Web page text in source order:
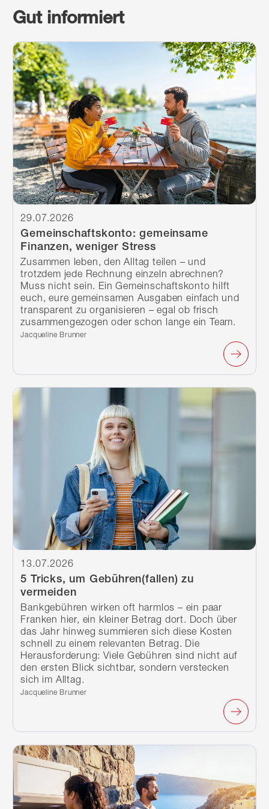
Gut informiert
Gemeinschaftskonto: gemeinsame
Finanzen, weniger Stress
29.07.2026
Zusammen leben, den Alltag teilen – und
trotzdem jede Rechnung einzeln abrechnen?
Muss nicht sein. Ein Gemeinschaftskonto hilft
euch, eure gemeinsamen Ausgaben einfach und
transparent zu organisieren – egal ob frisch
zusammengezogen oder schon lange ein Team.
Verfasst von:
Jacqueline Brunner
Weiterlesen
5 Tricks, um Gebühren(fallen) zu
vermeiden
13.07.2026
Bankgebühren wirken oft harmlos – ein paar
Franken hier, ein kleiner Betrag dort. Doch über
das Jahr hinweg summieren sich diese Kosten
schnell zu einem relevanten Betrag. Die
Herausforderung: Viele Gebühren sind nicht auf
den ersten Blick sichtbar, sondern verstecken
sich im Alltag.
Verfasst von:
Jacqueline Brunner
Weiterlesen
Weiterlesen